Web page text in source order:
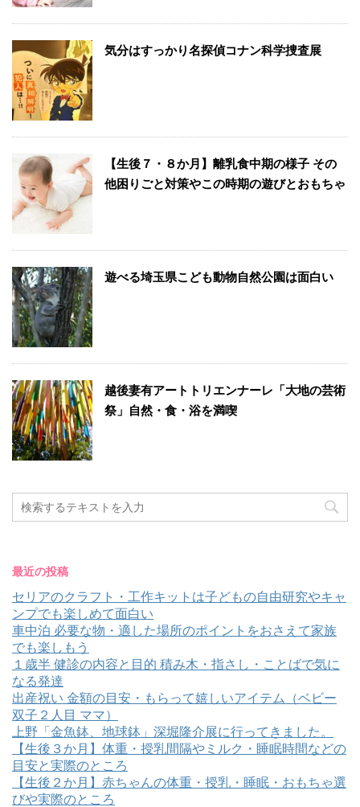
気分はすっかり名探偵コナン科学捜査展
【生後７・８か月】離乳食中期の様子 その
他困りごと対策やこの時期の遊びとおもちゃ
遊べる埼玉県こども動物自然公園は面白い
越後妻有アートトリエンナーレ「大地の芸術
祭」自然・食・浴を満喫
最近の投稿
セリアのクラフト・工作キットは子どもの自由研究やキャ
ンプでも楽しめて面白い
車中泊 必要な物・適した場所のポイントをおさえて家族
でも楽しもう
１歳半 健診の内容と目的 積み木・指さし・ことばで気に
なる発達
出産祝い 金額の目安・もらって嬉しいアイテム（ベビー
双子２人目 ママ）
上野「金魚鉢、地球鉢」深堀隆介展に行ってきました。
【生後３か月】体重・授乳間隔やミルク・睡眠時間などの
目安と実際のところ
【生後２か月】赤ちゃんの体重・授乳・睡眠・おもちゃ選
びや実際のところ